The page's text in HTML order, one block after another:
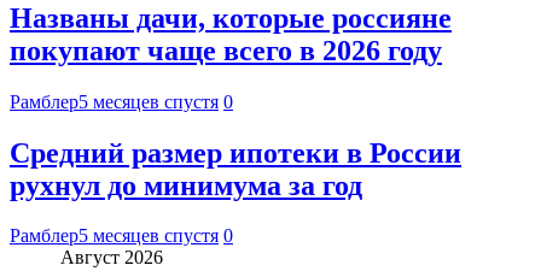
Названы дачи, которые россияне
покупают чаще всего в 2026 году
Рамблер5 месяцев спустя 0
Средний размер ипотеки в России
рухнул до минимума за год
Рамблер5 месяцев спустя 0
Август 2026